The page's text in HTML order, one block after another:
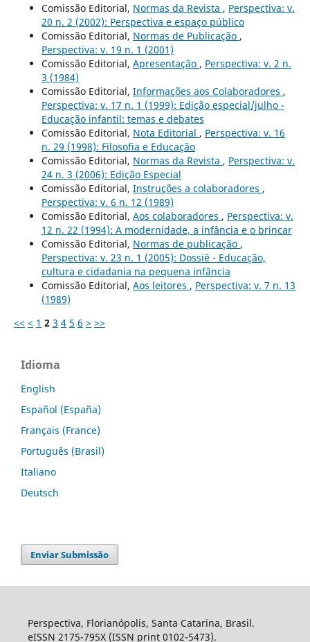
Comissão Editorial, Normas da Revista , Perspectiva: v.
20 n. 2 (2002): Perspectiva e espaço público
Comissão Editorial, Normas de Publicação ,
Perspectiva: v. 19 n. 1 (2001)
Comissão Editorial, Apresentação , Perspectiva: v. 2 n.
3 (1984)
Comissão Editorial, Informações aos Colaboradores ,
Perspectiva: v. 17 n. 1 (1999): Edição especial/julho -
Educação infantil: temas e debates
Comissão Editorial, Nota Editorial , Perspectiva: v. 16
n. 29 (1998): Filosofia e Educação
Comissão Editorial, Normas da Revista , Perspectiva: v.
24 n. 3 (2006): Edição Especial
Comissão Editorial, Instruções a colaboradores ,
Perspectiva: v. 6 n. 12 (1989)
Comissão Editorial, Aos colaboradores , Perspectiva: v.
12 n. 22 (1994): A modernidade, a infância e o brincar
Comissão Editorial, Normas de publicação ,
Perspectiva: v. 23 n. 1 (2005): Dossiê - Educação,
cultura e cidadania na pequena infância
Comissão Editorial, Aos leitores , Perspectiva: v. 7 n. 13
(1989)
<< < 1 2 3 4 5 6 > >>
Idioma
English
Español (España)
Français (France)
Português (Brasil)
Italiano
Deutsch
Enviar Submissão
Perspectiva, Florianópolis, Santa Catarina, Brasil.
eISSN 2175-795X (ISSN print 0102-5473).